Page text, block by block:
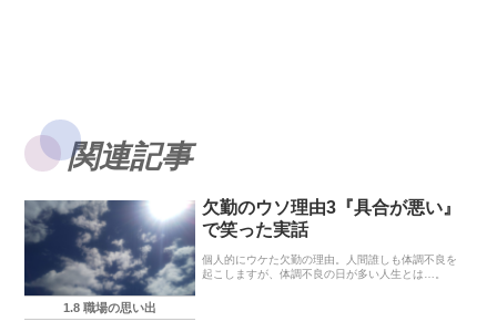
関連記事
1.8 職場の思い出
欠勤のウソ理由3『具合が悪い』
で笑った実話
個人的にウケた欠勤の理由。人間誰しも体調不良を
起こしますが、体調不良の日が多い人生とは…。